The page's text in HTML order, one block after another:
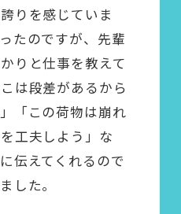
りを感じていま
たのですが、先輩
りと仕事を教えて
は段差があるから
「この荷物は崩れ
工夫しよう」な
伝えてくれるので
した。